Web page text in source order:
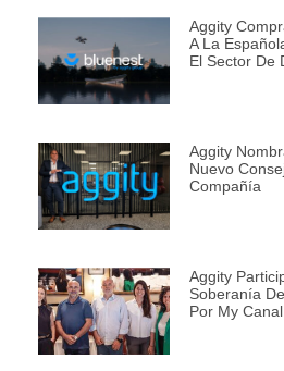
Aggity
A La
El Sector De
Aggity
Nuevo
Compañía
Aggity
Soberanía
Por My